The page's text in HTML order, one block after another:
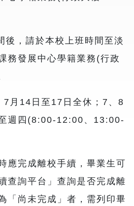
後，請於本校上班時間至淡
務發展中心學籍業務(行政
月14日至17日全休；7、8
週四(8:00-12:00、13:00-
應完成離校手續，畢業生可
查詢平台」查詢是否完成離
「尚未完成」者，需列印畢